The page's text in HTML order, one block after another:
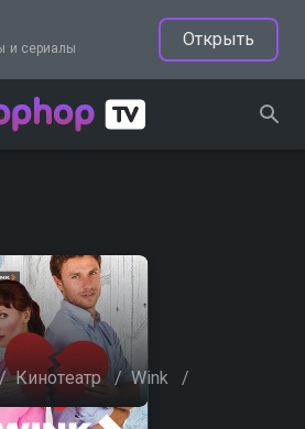
и сериалы
Открыть
/ Кинотеатр / Wink /